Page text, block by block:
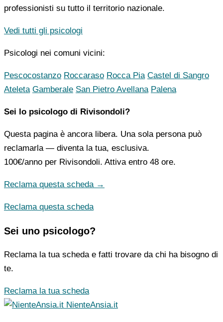
professionisti su tutto il territorio nazionale.
Vedi tutti gli psicologi
Psicologi nei comuni vicini:
Pescocostanzo Roccaraso Rocca Pia Castel di Sangro
Ateleta Gamberale San Pietro Avellana Palena
Sei lo psicologo di Rivisondoli?
Questa pagina è ancora libera. Una sola persona può
reclamarla — diventa la tua, esclusiva.
100€/anno per Rivisondoli. Attiva entro 48 ore.
Reclama questa scheda →
Reclama questa scheda
Sei uno psicologo?
Reclama la tua scheda e fatti trovare da chi ha bisogno di
te.
Reclama la tua scheda
NienteAnsia.it